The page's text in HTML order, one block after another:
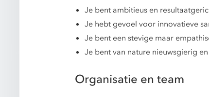
Je bent ambitieus en
Je hebt gevoel voor innovatieve
Je bent een stevige maar
Je bent van nature nieuwsgierig
Organisatie en team